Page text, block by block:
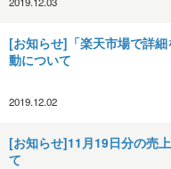
[お知らせ]「楽天市場で詳
動について
2019.12.02
[お知らせ]11月19日分の売
て